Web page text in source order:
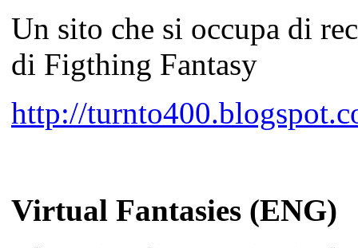
Un sito che si occupa di
di Figthing Fantasy
http://
Virtual Fantasies (ENG)